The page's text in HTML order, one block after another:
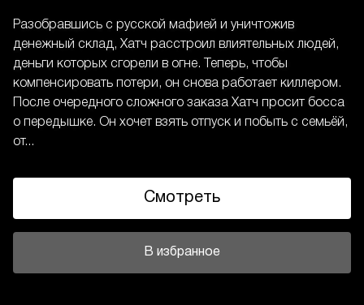
Разобравшись с русской мафией и уничтожив
денежный склад, Хатч расстроил влиятельных людей,
деньги которых сгорели в огне. Теперь, чтобы
компенсировать потери, он снова работает киллером.
После очередного сложного заказа Хатч просит босса
о передышке. Он хочет взять отпуск и побыть с семьёй,
от...
Смотреть
В избранное